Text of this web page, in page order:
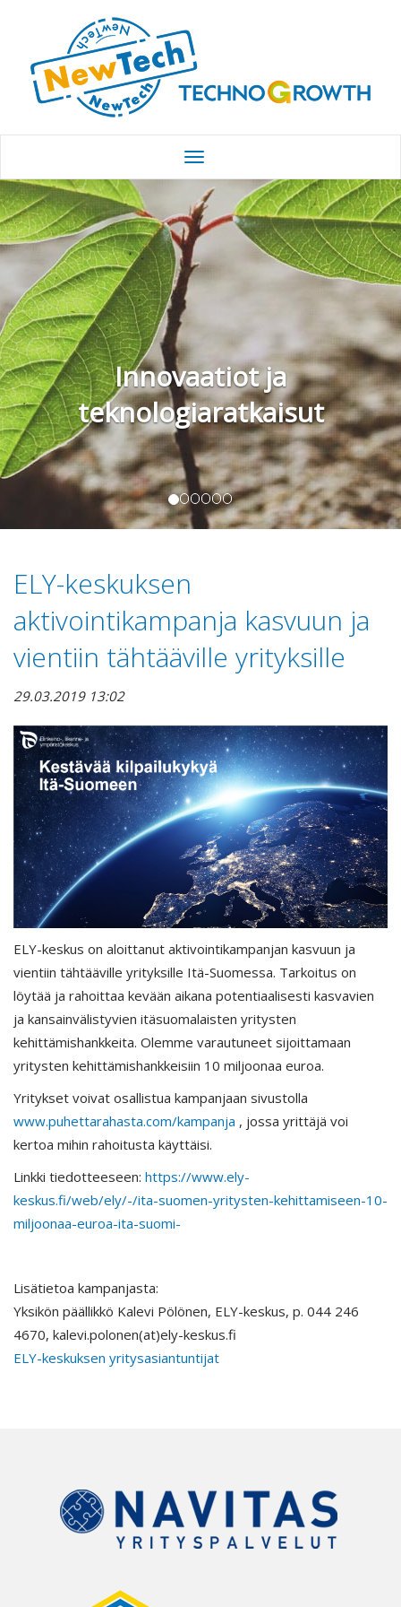
Innovaatiot ja
teknologiaratkaisut
ELY-keskuksen
aktivointikampanja kasvuun ja
vientiin tähtääville yrityksille
29.03.2019 13:02
ELY-keskus on aloittanut aktivointikampanjan kasvuun ja
vientiin tähtääville yrityksille Itä-Suomessa. Tarkoitus on
löytää ja rahoittaa kevään aikana potentiaalisesti kasvavien
ja kansainvälistyvien itäsuomalaisten yritysten
kehittämishankkeita. Olemme varautuneet sijoittamaan
yritysten kehittämishankkeisiin 10 miljoonaa euroa.
Yritykset voivat osallistua kampanjaan sivustolla
www.puhettarahasta.com/kampanja , jossa yrittäjä voi
kertoa mihin rahoitusta käyttäisi.
Linkki tiedotteeseen: https://www.ely-
keskus.fi/web/ely/-/ita-suomen-yritysten-kehittamiseen-10-
miljoonaa-euroa-ita-suomi-
Lisätietoa kampanjasta:
Yksikön päällikkö Kalevi Pölönen, ELY-keskus, p. 044 246
4670, kalevi.polonen(at)ely-keskus.fi
ELY-keskuksen yritysasiantuntijat